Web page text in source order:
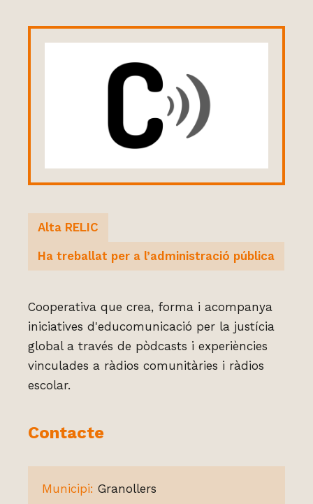
Alta RELIC
Ha treballat per a l’administració pública
Cooperativa que crea, forma i acompanya
iniciatives d'educomunicació per la justícia
global a través de pòdcasts i experiències
vinculades a ràdios comunitàries i ràdios
escolar.
Contacte
Municipi: Granollers